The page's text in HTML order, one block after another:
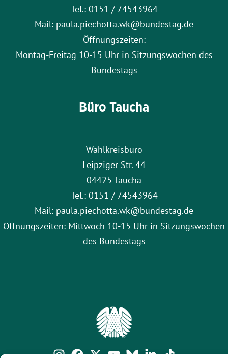
Tel.: 0151 / 74543964
Mail: paula.piechotta.wk@bundestag.de
Öffnungszeiten:
Montag-Freitag 10-15 Uhr in Sitzungswochen des
Bundestags
Büro Taucha
Wahlkreisbüro
Leipziger Str. 44
04425 Taucha
Tel.: 0151 / 74543964
Mail: paula.piechotta.wk@bundestag.de
Öffnungszeiten: Mittwoch 10-15 Uhr in Sitzungswochen
des Bundestags